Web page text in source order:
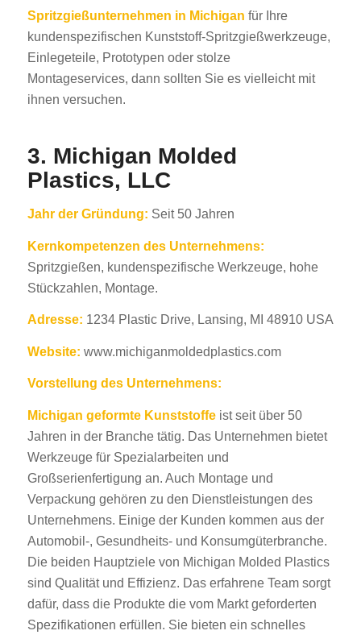
Spritzgießunternehmen in Michigan für Ihre
kundenspezifischen Kunststoff-Spritzgießwerkzeuge,
Einlegeteile, Prototypen oder stolze
Montageservices, dann sollten Sie es vielleicht mit
ihnen versuchen.
3. Michigan Molded
Plastics, LLC
Jahr der Gründung: Seit 50 Jahren
Kernkompetenzen des Unternehmens:
Spritzgießen, kundenspezifische Werkzeuge, hohe
Stückzahlen, Montage.
Adresse: 1234 Plastic Drive, Lansing, MI 48910 USA
Website: www.michiganmoldedplastics.com
Vorstellung des Unternehmens:
Michigan geformte Kunststoffe ist seit über 50
Jahren in der Branche tätig. Das Unternehmen bietet
Werkzeuge für Spezialarbeiten und
Großserienfertigung an. Auch Montage und
Verpackung gehören zu den Dienstleistungen des
Unternehmens. Einige der Kunden kommen aus der
Automobil-, Gesundheits- und Konsumgüterbranche.
Die beiden Hauptziele von Michigan Molded Plastics
sind Qualität und Effizienz. Das erfahrene Team sorgt
dafür, dass die Produkte die vom Markt geforderten
Spezifikationen erfüllen. Sie bieten ein schnelles